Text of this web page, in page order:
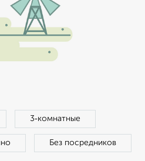
3‑комнатные
Без посредников